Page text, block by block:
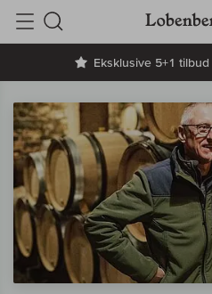
Eksklusive 5+1 tilbud
Søg